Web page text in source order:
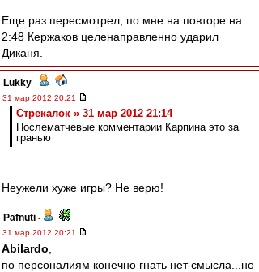
Еще раз пересмотрел, по мне на повторе на
2:48 Кержаков целенаправленно ударил
Диканя.
Lukky -
31 мар 2012 20:21
Стрекалок » 31 мар 2012 21:14
Послематчевые комментарии Карпина это за
гранью
Неужели хуже игры? Не верю!
Pafnuti -
31 мар 2012 20:21
Abilardo
по персоналиям конечно гнать нет смысла...но